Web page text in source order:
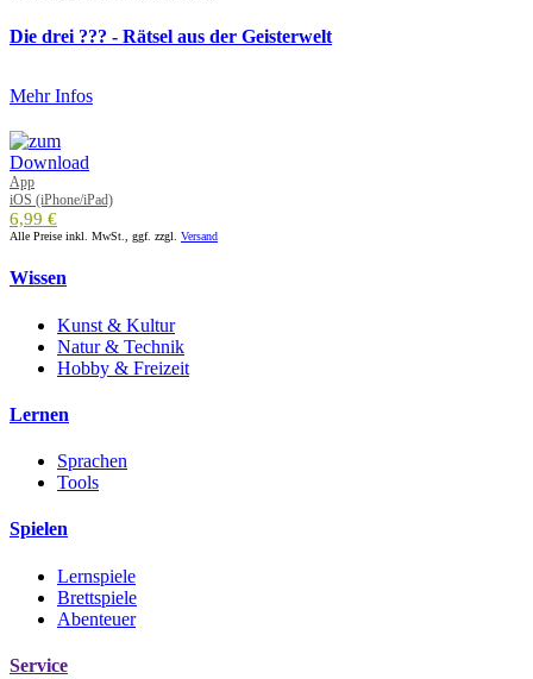
Die drei ??? - Rätsel aus der Geisterwelt
Mehr Infos
App
iOS (iPhone/iPad)
6,99 €
Alle Preise inkl. MwSt., ggf. zzgl. Versand
Wissen
Kunst & Kultur
Natur & Technik
Hobby & Freizeit
Lernen
Sprachen
Tools
Spielen
Lernspiele
Brettspiele
Abenteuer
Service